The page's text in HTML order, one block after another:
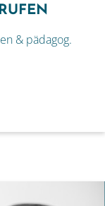
& pädagog.